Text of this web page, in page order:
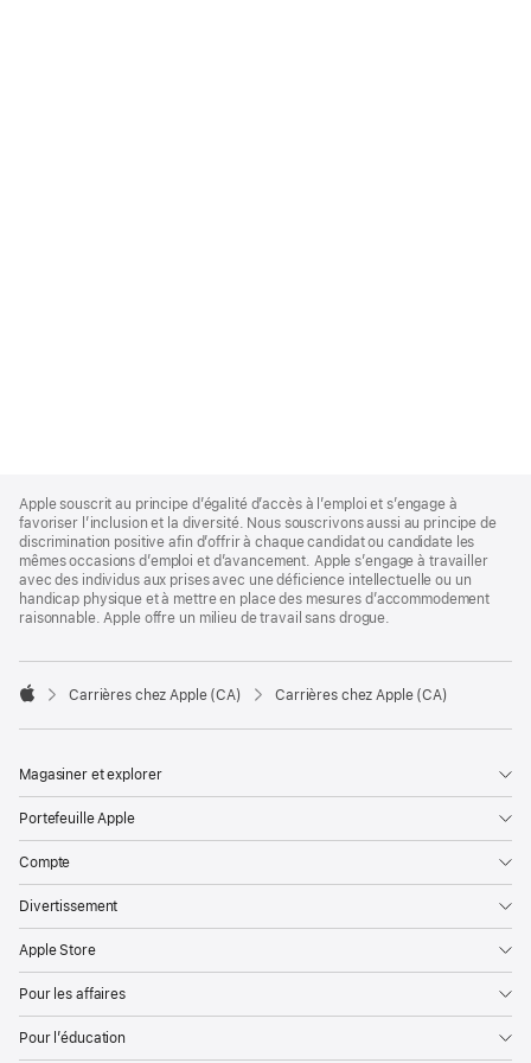
Footer
Apple souscrit au principe d’égalité d’accès à l’emploi et s’engage à
favoriser l’inclusion et la diversité. Nous souscrivons aussi au principe de
discrimination positive afin d’offrir à chaque candidat ou candidate les
mêmes occasions d’emploi et d’avancement. Apple s’engage à travailler
avec des individus aux prises avec une déficience intellectuelle ou un
handicap physique et à mettre en place des mesures d’accommodement
raisonnable. Apple offre un milieu de travail sans drogue.

Carrières chez Apple (CA) Carrières chez Apple (CA)
Magasiner et explorer
Portefeuille Apple
Compte
Divertissement
Apple Store
Pour les affaires
Pour l’éducation